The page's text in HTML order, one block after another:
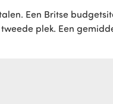
Een Britse
plek. Een